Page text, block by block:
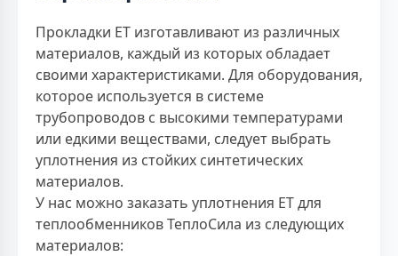
Прокладки ЕТ изготавливают из различных
материалов, каждый из которых обладает
своими характеристиками. Для оборудования,
которое используется в системе
трубопроводов с высокими температурами
или едкими веществами, следует выбрать
уплотнения из стойких синтетических
материалов.
У нас можно заказать уплотнения ЕТ для
теплообменников ТеплоСила из следующих
материалов: